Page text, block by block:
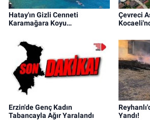
Hatay'ın Gizli Cenneti
Karamağara Koyu…
Çevreci
Erzin'de Genç Kadın
Tabancayla Ağır Yaralandı
Yandı!